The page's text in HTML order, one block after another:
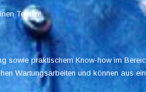
Termin!
sowie praktischem Know-how im
Wartungsarbeiten und können aus